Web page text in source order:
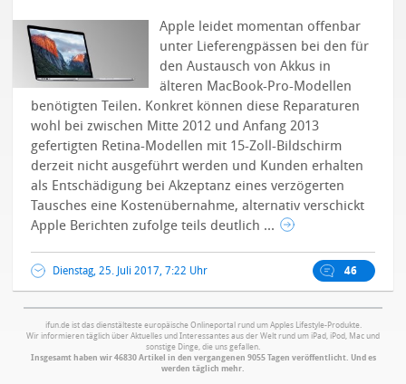
Apple leidet momentan offenbar
unter Lieferengpässen bei den für
den Austausch von Akkus in
älteren MacBook-Pro-Modellen
benötigten Teilen. Konkret können diese Reparaturen
wohl bei zwischen Mitte 2012 und Anfang 2013
gefertigten Retina-Modellen mit 15-Zoll-Bildschirm
derzeit nicht ausgeführt werden und Kunden erhalten
als Entschädigung bei Akzeptanz eines verzögerten
Tausches eine Kostenübernahme, alternativ verschickt
Apple Berichten zufolge teils deutlich ...
Dienstag, 25. Juli 2017, 7:22 Uhr 46
ifun.de ist das dienstälteste europäische Onlineportal rund um Apples Lifestyle-Produkte.
Wir informieren täglich über Aktuelles und Interessantes aus der Welt rund um iPad, iPod, Mac und
sonstige Dinge, die uns gefallen.
Insgesamt haben wir 46830 Artikel in den vergangenen 9055 Tagen veröffentlicht. Und es
werden täglich mehr.